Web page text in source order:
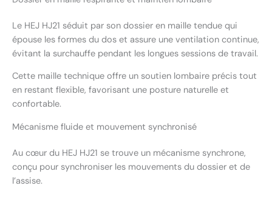
Le HEJ HJ21 séduit par son dossier en maille tendue qui
épouse les formes du dos et assure une ventilation continue,
évitant la surchauffe pendant les longues sessions de travail.
Cette maille technique offre un soutien lombaire précis tout
en restant flexible, favorisant une posture naturelle et
confortable.
Mécanisme fluide et mouvement synchronisé
Au cœur du HEJ HJ21 se trouve un mécanisme synchrone,
conçu pour synchroniser les mouvements du dossier et de
l’assise.